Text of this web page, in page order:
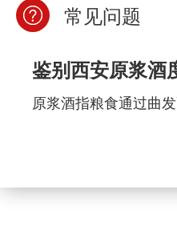
常见问题
鉴别西安原浆酒